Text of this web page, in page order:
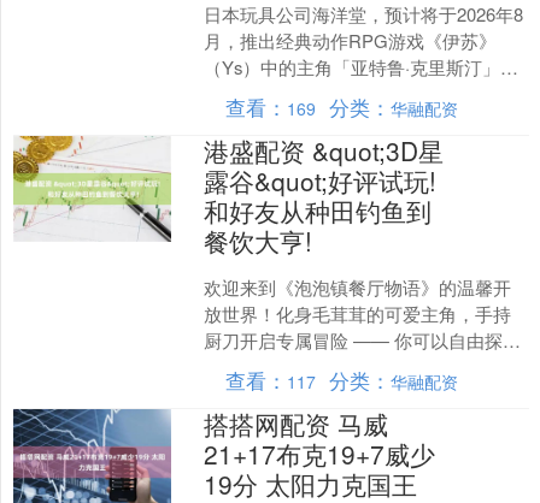
日本玩具公司海洋堂，预计将于2026年8
月，推出经典动作RPG游戏《伊苏》
（Ys）中的主角「亚特鲁·克里斯汀」
（アドル=クリスティン）之《伊苏12編
年史》版本的....
查看： 169 分类：华融配资
港盛配资 &quot;3D星
露谷&quot;好评试玩!
和好友从种田钓鱼到
餐饮大亨!
欢迎来到《泡泡镇餐厅物语》的温馨开
放世界！化身毛茸茸的可爱主角，手持
厨刀开启专属冒险 —— 你可以自由探索
绿意盎然的岛屿秘境，承接村民们的趣
味委托，在专属田地种....
查看： 117 分类：华融配资
搭搭网配资 马威
21+17布克19+7威少
19分 太阳力克国王